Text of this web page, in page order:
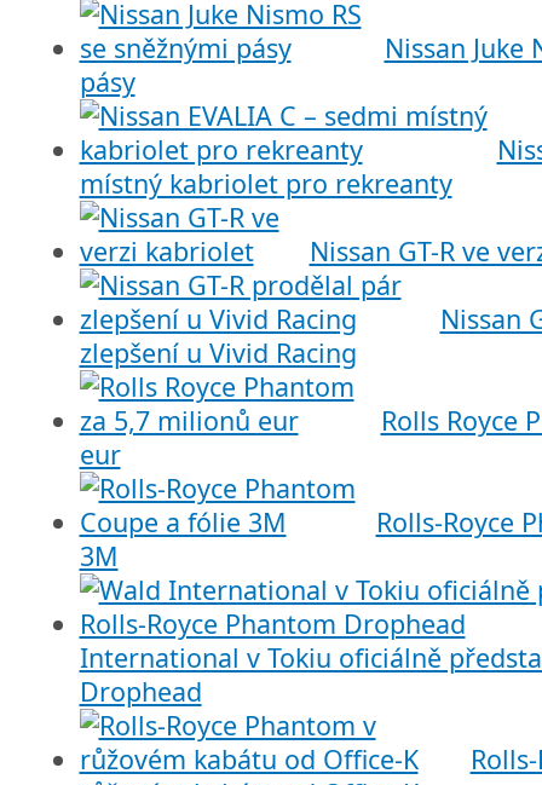
Nissan Juke
pásy
místný kabriolet pro rekreanty
Nissan GT-R ve
Nissan
zlepšení u Vivid Racing
Rolls Royce
eur
Rolls-Royce
3M
International v Tokiu oficiálně
Drophead